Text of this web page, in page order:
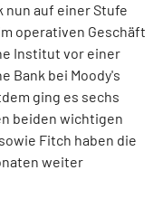
nun auf einer Stufe
operativen Geschäft
Institut vor einer
Bank bei Moody's
ging es sechs
beiden wichtigen
Fitch haben die
weiter